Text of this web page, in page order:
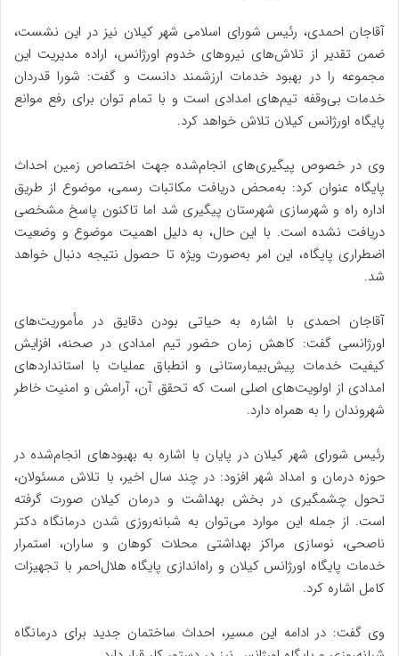
آقاجان احمدی، رئیس شورای اسلامی شهر کیلان نیز در این نشست،
ضمن تقدیر از تلاش‌های نیروهای خدوم اورژانس، اراده مدیریت این
مجموعه را در بهبود خدمات ارزشمند دانست و گفت: شورا قدردان
خدمات بی‌وقفه تیم‌های امدادی است و با تمام توان برای رفع موانع
پایگاه اورژانس کیلان تلاش خواهد کرد.
وی در خصوص پیگیری‌های انجام‌شده جهت اختصاص زمین احداث
پایگاه عنوان کرد: به‌محض دریافت مکاتبات رسمی، موضوع از طریق
اداره راه و شهرسازی شهرستان پیگیری شد اما تاکنون پاسخ مشخصی
دریافت نشده است. با این حال، به دلیل اهمیت موضوع و وضعیت
اضطراری پایگاه، این امر به‌صورت ویژه تا حصول نتیجه دنبال خواهد
شد.
آقاجان احمدی با اشاره به حیاتی بودن دقایق در مأموریت‌های
اورژانسی گفت: کاهش زمان حضور تیم امدادی در صحنه، افزایش
کیفیت خدمات پیش‌بیمارستانی و انطباق عملیات با استانداردهای
امدادی از اولویت‌های اصلی است که تحقق آن، آرامش و امنیت خاطر
شهروندان را به همراه دارد.
رئیس شورای شهر کیلان در پایان با اشاره به بهبودهای انجام‌شده در
حوزه درمان و امداد شهر افزود: در چند سال اخیر، با تلاش مسئولان،
تحول چشمگیری در بخش بهداشت و درمان کیلان صورت گرفته
است. از جمله این موارد می‌توان به شبانه‌روزی شدن درمانگاه دکتر
ناصحی، نوسازی مراکز بهداشتی محلات کوهان و ساران، استمرار
خدمات پایگاه اورژانس کیلان و راه‌اندازی پایگاه هلال‌احمر با تجهیزات
کامل اشاره کرد.
وی گفت: در ادامه این مسیر، احداث ساختمان جدید برای درمانگاه